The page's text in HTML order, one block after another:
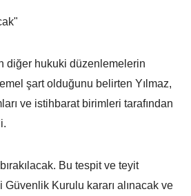
diğer hukuki düzenlemelerin
şart olduğunu belirten Yılmaz,
ve istihbarat birimleri tarafından
Bu tespit ve teyit
Güvenlik Kurulu kararı alınacak ve